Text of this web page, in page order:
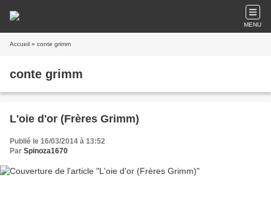
MENU
Accueil » conte grimm
conte grimm
L'oie d'or (Frères Grimm)
Publié le 16/03/2014 à 13:52
Par Spinoza1670